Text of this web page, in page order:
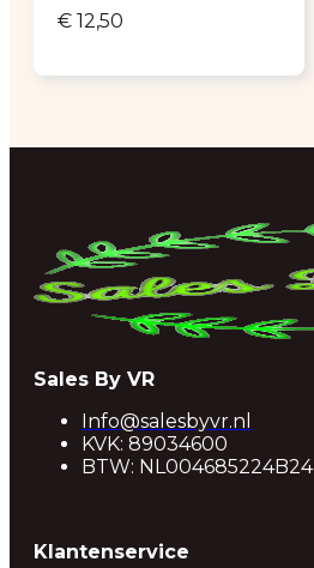
€ 12,50
Sales By VR
Info@salesbyvr.nl
KVK: 89034600
BTW: NL004685224B24
Klantenservice